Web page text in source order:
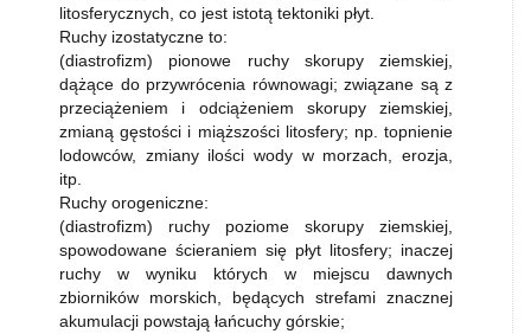
litosferycznych, co jest istotą tektoniki płyt.
Ruchy izostatyczne to:
(diastrofizm) pionowe ruchy skorupy ziemskiej,
dążące do przywrócenia równowagi; związane są z
przeciążeniem i odciążeniem skorupy ziemskiej,
zmianą gęstości i miąższości litosfery; np. topnienie
lodowców, zmiany ilości wody w morzach, erozja,
itp.
Ruchy orogeniczne:
(diastrofizm) ruchy poziome skorupy ziemskiej,
spowodowane ścieraniem się płyt litosfery; inaczej
ruchy w wyniku których w miejscu dawnych
zbiorników morskich, będących strefami znacznej
akumulacji powstają łańcuchy górskie;